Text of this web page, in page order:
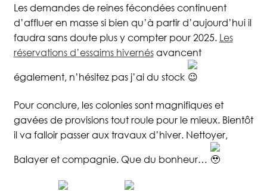
Les demandes de reines fécondées continuent
d’affluer en masse si bien qu’à partir d’aujourd’hui il
faudra sans doute plus y compter pour 2025. Les
réservations d’essaims hivernésavancent
également, n’hésitez pas j’ai du stock
Pour conclure, les colonies sont magnifiques et
gavées de provisions tout roule pour le mieux. Bientôt
il va falloir passer aux travaux d’hiver. Nettoyer,
Balayer et compagnie. Que du bonheur…